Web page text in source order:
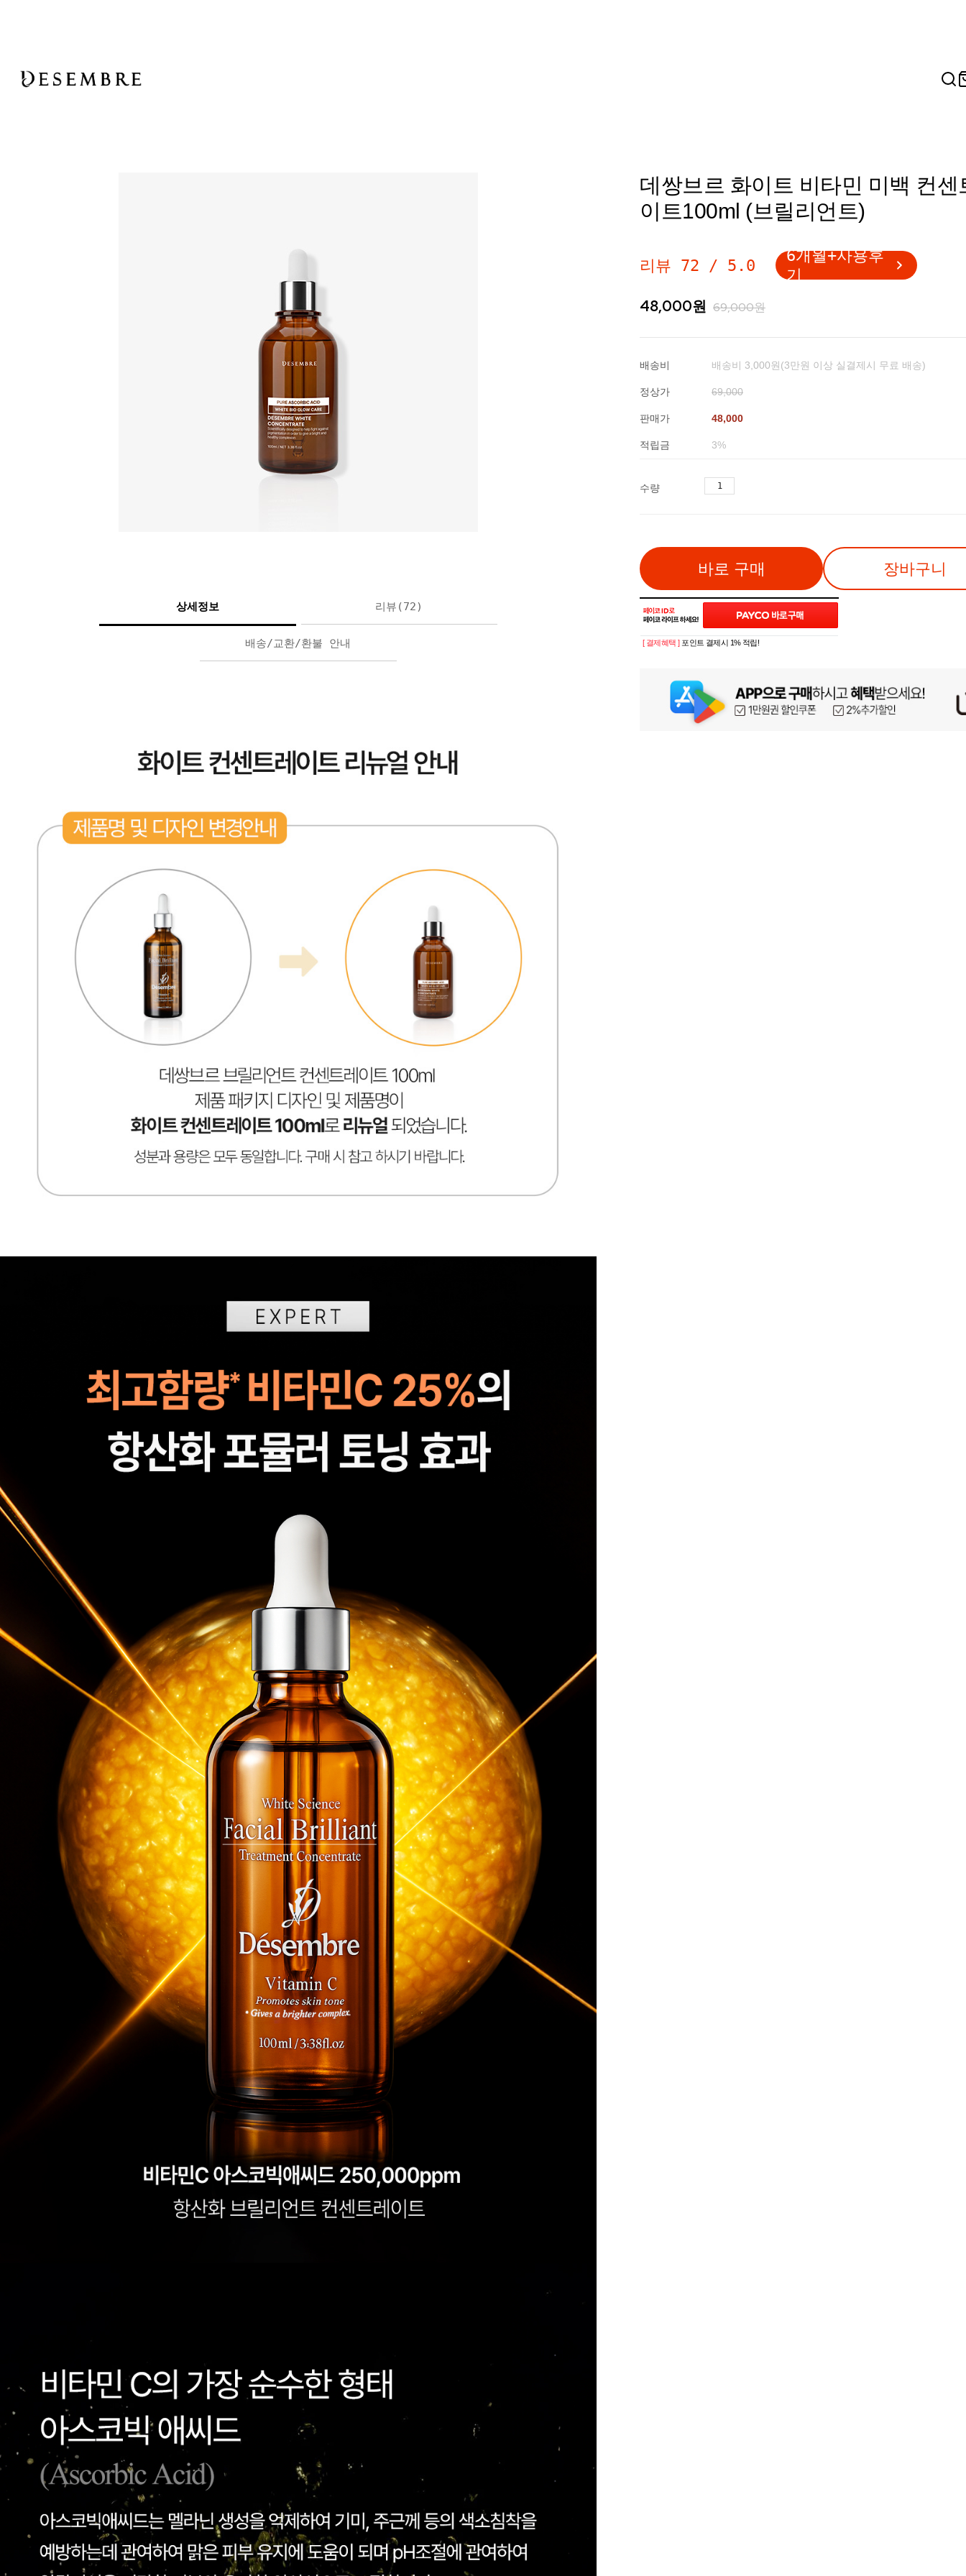
데쌍브르 화이트 비타민 미백 컨센
이트100ml (브릴리언트)
리뷰 72 / 5.0
6개월+사용후
기
48,000원 69,000원
배송비 배송비 3,000원(3만원 이상 실결제시 무료 배송)
정상가 69,000
판매가 48,000
적립금 3%
수량
바로 구매 장바구니
[ 결제혜택 ] 포인트 결제시 1% 적립!
상세정보 리뷰(72)
배송/교환/환불 안내